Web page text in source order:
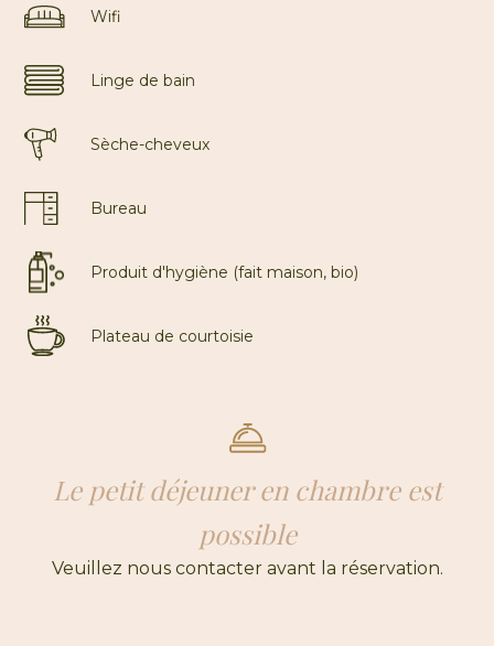
Wifi
Linge de bain
Sèche-cheveux
Bureau
Produit d'hygiène (fait maison, bio)
Plateau de courtoisie
Le petit déjeuner en chambre est
possible
Veuillez nous contacter avant la réservation.